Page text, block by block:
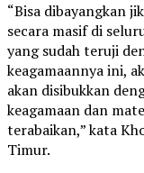
“Bisa dibayangkan
secara masif di
yang sudah teruji
keagamaannya ini,
akan disibukkan
keagamaan dan
terabaikan,” kata
Timur.